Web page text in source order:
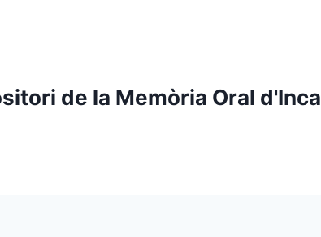
de la Memòria Oral d'Inca